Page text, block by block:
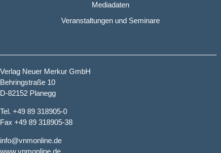
Mediadaten
Veranstaltungen und Seminare
Verlag Neuer Merkur GmbH
Behringstraße 10
D-82152 Planegg
Tel. +49 89 318905-0
Fax +49 89 318905-38
info@vnmonline.de
www.vnmonline.de